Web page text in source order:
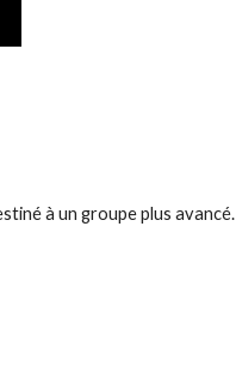
à un groupe plus avancé.